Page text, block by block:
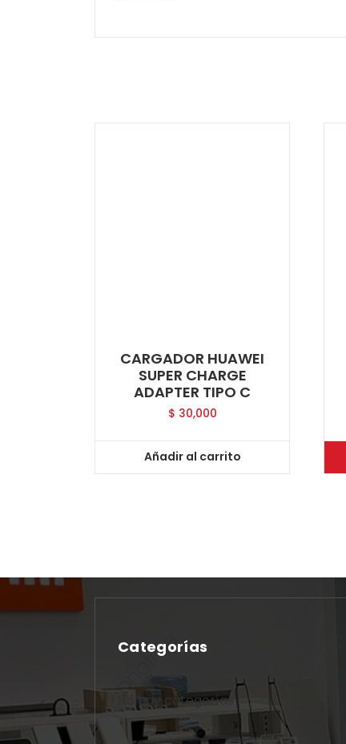
CARGADOR HUAWEI
SUPER CHARGE
ADAPTER TIPO C
$ 30,000
Añadir al carrito
Categorías
No hay categorías